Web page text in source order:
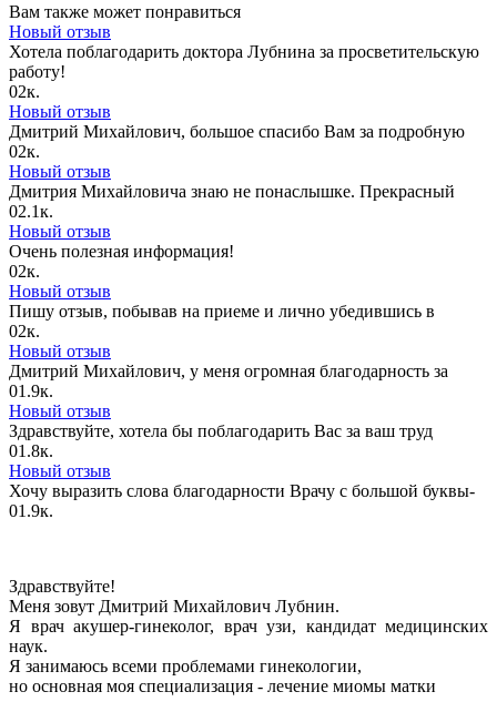
Вам также может понравиться
Новый отзыв
Хотела поблагодарить доктора Лубнина за просветительскую
работу!
02к.
Новый отзыв
Дмитрий Михайлович, большое спасибо Вам за подробную
02к.
Новый отзыв
Дмитрия Михайловича знаю не понаслышке. Прекрасный
02.1к.
Новый отзыв
Очень полезная информация!
02к.
Новый отзыв
Пишу отзыв, побывав на приеме и лично убедившись в
02к.
Новый отзыв
Дмитрий Михайлович, у меня огромная благодарность за
01.9к.
Новый отзыв
Здравствуйте, хотела бы поблагодарить Вас за ваш труд
01.8к.
Новый отзыв
Хочу выразить слова благодарности Врачу с большой буквы-
01.9к.
Здравствуйте!
Меня зовут Дмитрий Михайлович Лубнин.
Я врач акушер-гинеколог, врач узи, кандидат медицинских
наук.
Я занимаюсь всеми проблемами гинекологии,
но основная моя специализация - лечение миомы матки